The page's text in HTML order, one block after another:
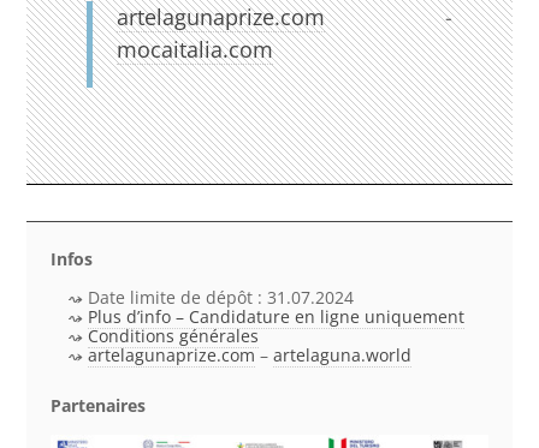
artelagunaprize.com-
mocaitalia.com
Infos
Date limite de dépôt : 31.07.2024
Plus d’info – Candidature en ligne uniquement
Conditions générales
artelagunaprize.com–artelaguna.world
Partenaires